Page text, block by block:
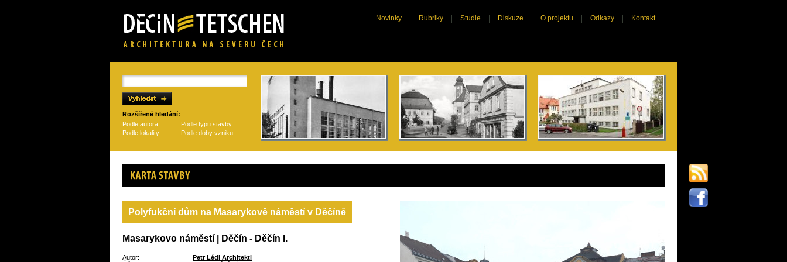
Novinky Rubriky Studie Diskuze O projektu Odkazy Kontakt
Rozšířené hledání:
Podle autora
Podle typu stavby
Podle lokality
Podle doby vzniku
Karta stavby
Polyfukční dům na Masarykově náměstí v Děčíně
Masarykovo náměstí | Děčín - Děčín I.
Autor:
Petr Lédl Architekti